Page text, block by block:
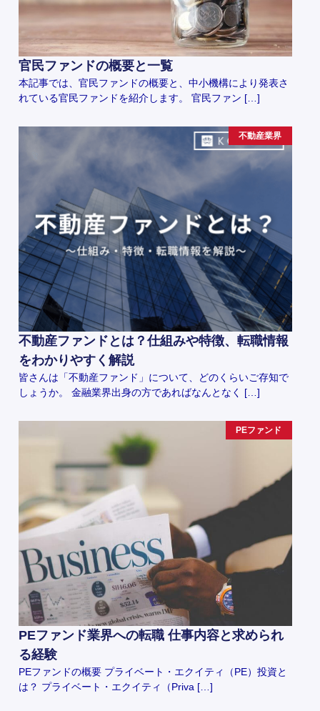
官民ファンドの概要と一覧
本記事では、官民ファンドの概要と、中小機構により発表さ
れている官民ファンドを紹介します。 官民ファン […]
不動産業界
不動産ファンドとは？仕組みや特徴、転職情報
をわかりやすく解説
皆さんは「不動産ファンド」について、どのくらいご存知で
しょうか。 金融業界出身の方であればなんとなく […]
PEファンド
PEファンド業界への転職 仕事内容と求められ
る経験
PEファンドの概要 プライベート・エクイティ（PE）投資と
は？ プライベート・エクイティ（Priva […]